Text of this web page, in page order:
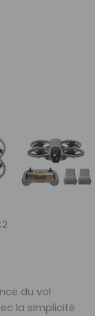
du vol
la simplicité